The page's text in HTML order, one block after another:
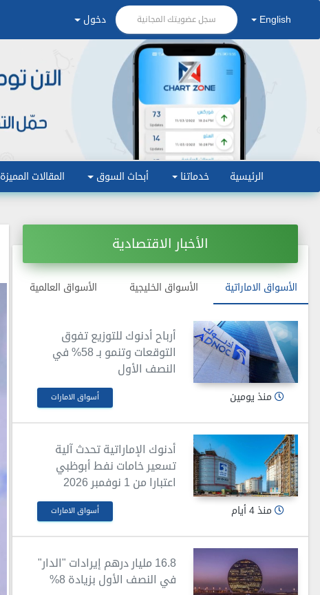
English سجل عضويتك المجانية دخول
الرئيسية خدماتنا أبحاث السوق المقالات المميزة
الأخبار الاقتصادية
الأسواق الاماراتية الأسواق الخليجية الأسواق العالمية
أرباح أدنوك للتوزيع تفوق
التوقعات وتنمو بـ 58% في
النصف الأول
منذ يومين أسواق الامارات
أدنوك الإماراتية تحدث آلية
تسعير خامات نفط أبوظبي
اعتبارا من 1 نوفمبر 2026
منذ 4 أيام أسواق الامارات
16.8 مليار درهم إيرادات "الدار"
في النصف الأول بزيادة 8%